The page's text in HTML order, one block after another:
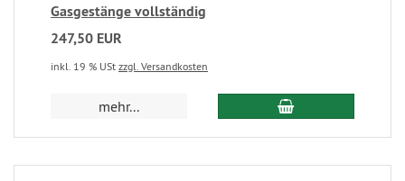
Gasgestänge vollständig
247,50 EUR
inkl. 19 % USt zzgl. Versandkosten
mehr...